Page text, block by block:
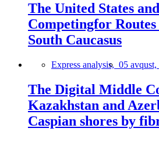
The United States
Competingfor
South Caucasus
Express analysis, 05 avqust,
The Digital Middle
Kazakhstan and
Caspian shores by